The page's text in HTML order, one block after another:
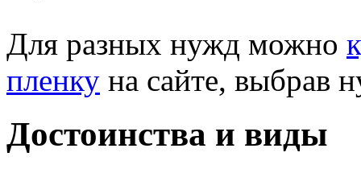
Для разных нужд можно
пленку на сайте, выбрав
Достоинства и виды